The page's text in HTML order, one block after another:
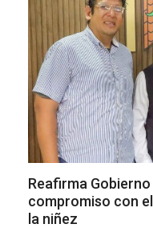
Reafirma
compromiso con
la niñez